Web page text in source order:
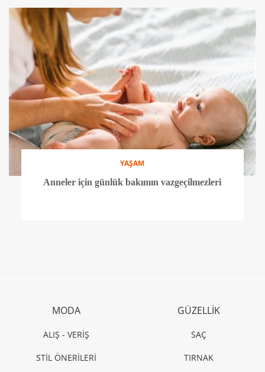
YAŞAM
Anneler için günlük bakımın vazgeçilmezleri
MODA
ALIŞ - VERİŞ
STİL ÖNERİLERİ
GÜZELLİK
SAÇ
TIRNAK